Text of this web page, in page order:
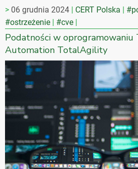
06 grudnia 2024 CERT Polska
#ostrzeżenie
#cve
Podatności w oprogramowaniu
Automation TotalAgility